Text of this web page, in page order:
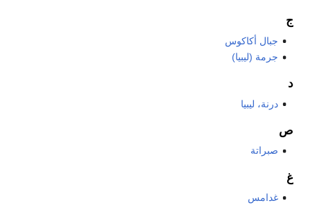
ج
جبال أكاكوس
جرمة (ليبيا)
د
درنة، ليبيا
ص
صبراتة
غ
غدامس